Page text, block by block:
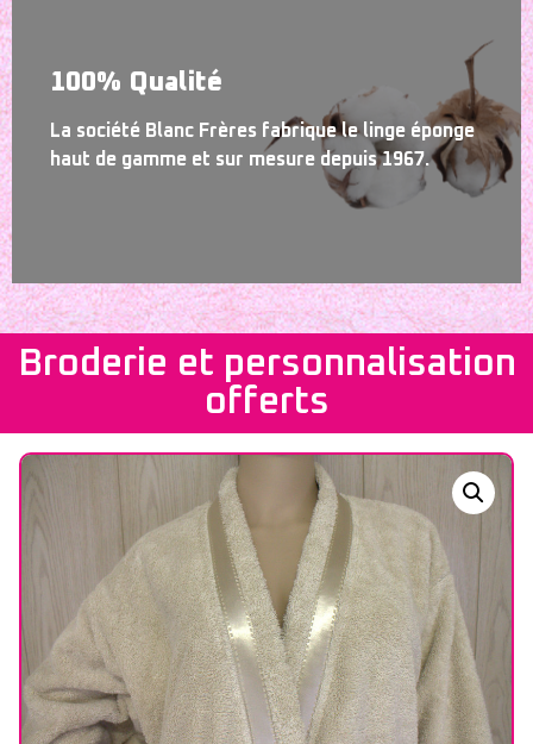
100% Qualité
La société Blanc Frères fabrique le linge éponge
haut de gamme et sur mesure depuis 1967.
Broderie et personnalisation
offerts